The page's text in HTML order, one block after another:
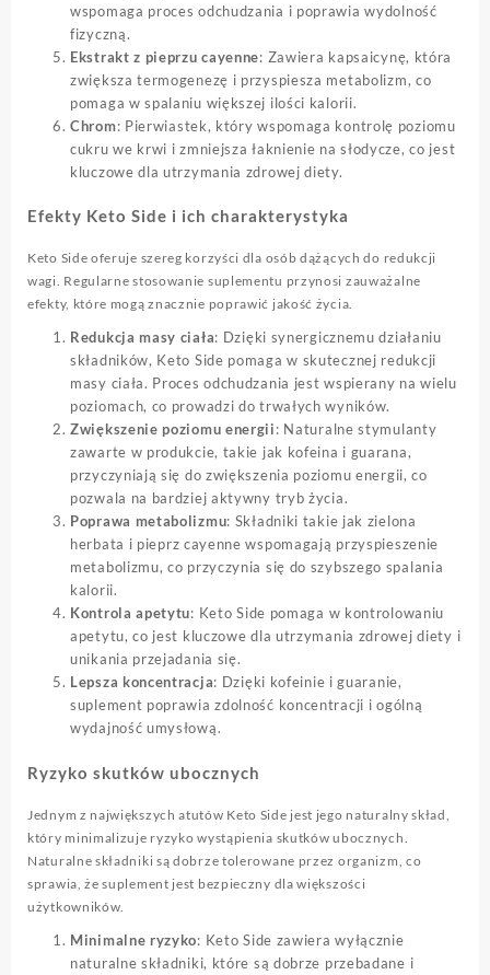
wspomaga proces odchudzania i poprawia wydolność
fizyczną.
Ekstrakt z pieprzu cayenne: Zawiera kapsaicynę, która
zwiększa termogenezę i przyspiesza metabolizm, co
pomaga w spalaniu większej ilości kalorii.
Chrom: Pierwiastek, który wspomaga kontrolę poziomu
cukru we krwi i zmniejsza łaknienie na słodycze, co jest
kluczowe dla utrzymania zdrowej diety.
Efekty Keto Side i ich charakterystyka
Keto Side oferuje szereg korzyści dla osób dążących do redukcji
wagi. Regularne stosowanie suplementu przynosi zauważalne
efekty, które mogą znacznie poprawić jakość życia.
Redukcja masy ciała: Dzięki synergicznemu działaniu
składników, Keto Side pomaga w skutecznej redukcji
masy ciała. Proces odchudzania jest wspierany na wielu
poziomach, co prowadzi do trwałych wyników.
Zwiększenie poziomu energii: Naturalne stymulanty
zawarte w produkcie, takie jak kofeina i guarana,
przyczyniają się do zwiększenia poziomu energii, co
pozwala na bardziej aktywny tryb życia.
Poprawa metabolizmu: Składniki takie jak zielona
herbata i pieprz cayenne wspomagają przyspieszenie
metabolizmu, co przyczynia się do szybszego spalania
kalorii.
Kontrola apetytu: Keto Side pomaga w kontrolowaniu
apetytu, co jest kluczowe dla utrzymania zdrowej diety i
unikania przejadania się.
Lepsza koncentracja: Dzięki kofeinie i guaranie,
suplement poprawia zdolność koncentracji i ogólną
wydajność umysłową.
Ryzyko skutków ubocznych
Jednym z największych atutów Keto Side jest jego naturalny skład,
który minimalizuje ryzyko wystąpienia skutków ubocznych.
Naturalne składniki są dobrze tolerowane przez organizm, co
sprawia, że suplement jest bezpieczny dla większości
użytkowników.
Minimalne ryzyko: Keto Side zawiera wyłącznie
naturalne składniki, które są dobrze przebadane i